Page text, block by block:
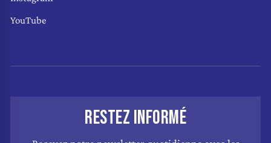
YouTube
RESTEZ INFORMÉ